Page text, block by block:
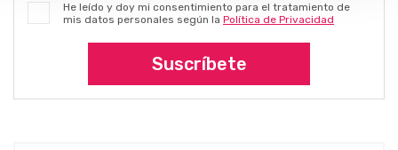
He leído y doy mi consentimiento para el tratamiento de
mis datos personales según la Política de Privacidad
Suscríbete